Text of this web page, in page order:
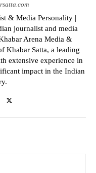
& Media Personality |
journalist and media
Arena Media &
Khabar Satta, a leading
extensive experience in
impact in the Indian